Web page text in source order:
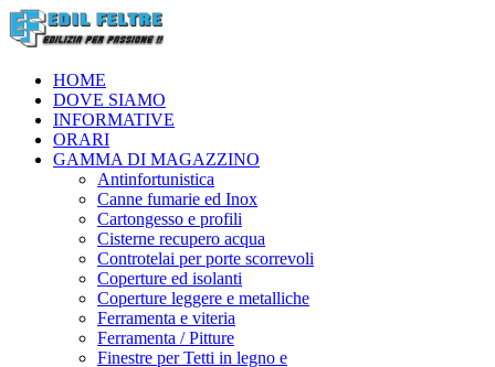
HOME
DOVE SIAMO
INFORMATIVE
ORARI
GAMMA DI MAGAZZINO
Antinfortunistica
Canne fumarie ed Inox
Cartongesso e profili
Cisterne recupero acqua
Controtelai per porte scorrevoli
Coperture ed isolanti
Coperture leggere e metalliche
Ferramenta e viteria
Ferramenta / Pitture
Finestre per Tetti in legno e